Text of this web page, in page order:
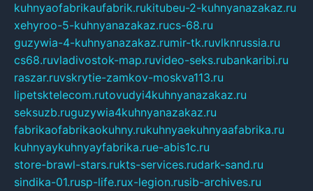
kuhnyaofabrikaufabrik.rukitubeu-2-kuhnyanazakaz.ru
xehyroo-5-kuhnyanazakaz.rucs-68.ru
guzywia-4-kuhnyanazakaz.rumir-tk.ruvlknrussia.ru
cs68.ruvladivostok-map.ruvideo-seks.rubankaribi.ru
raszar.ruvskrytie-zamkov-moskva113.ru
lipetsktelecom.rutovudyi4kuhnyanazakaz.ru
seksuzb.ruguzywia4kuhnyanazakaz.ru
fabrikaofabrikaokuhny.rukuhnyaekuhnyaafabrika.ru
kuhnyaykuhnyayfabrika.rue-abis1c.ru
store-brawl-stars.rukts-services.rudark-sand.ru
sindika-01.rusp-life.rux-legion.rusib-archives.ru